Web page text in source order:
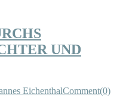
UND
EichenthalComment(0)